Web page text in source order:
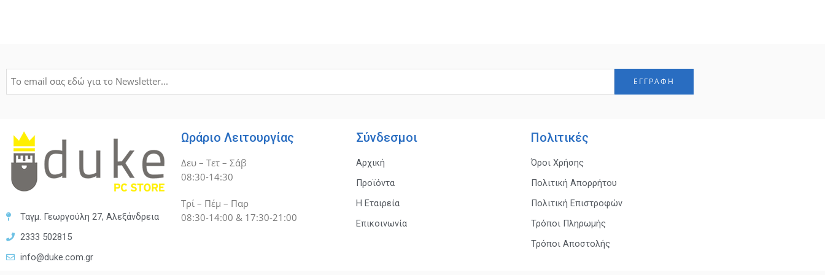
Ταγμ. Γεωργούλη 27, Αλεξάνδρεια
2333 502815
info@duke.com.gr
Ωράριο Λειτουργίας
Δευ – Τετ – Σάβ
08:30-14:30
Τρί – Πέμ – Παρ
08:30-14:00 & 17:30-21:00
Σύνδεσμοι
Αρχική
Προϊόντα
Η Εταιρεία
Επικοινωνία
Πολιτικές
Όροι Χρήσης
Πολιτική Απορρήτου
Πολιτική Επιστροφών
Τρόποι Πληρωμής
Τρόποι Αποστολής